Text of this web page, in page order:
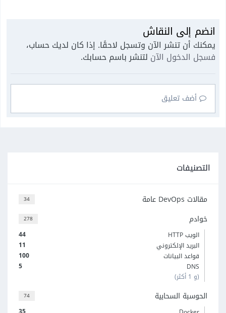
انضم إلى النقاش
يمكنك أن تنشر الآن وتسجل لاحقًا. إذا كان لديك حساب،
فسجل الدخول الآن لتنشر باسم حسابك.
أضف تعليق
التصنيفات
34 مقالات DevOps عامة
278 خوادم
44
الويب HTTP
11
البريد الإلكتروني
100
قواعد البيانات
5
DNS
(و 1 أكثر)
74 الحوسبة السحابية